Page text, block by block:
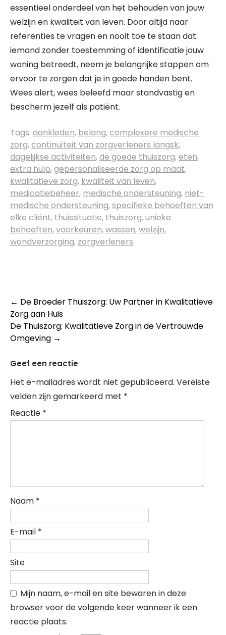
essentieel onderdeel van het behouden van jouw
welzijn en kwaliteit van leven. Door altijd naar
referenties te vragen en nooit toe te staan dat
iemand zonder toestemming of identificatie jouw
woning betreedt, neem je belangrijke stappen om
ervoor te zorgen dat je in goede handen bent.
Wees alert, wees beleefd maar standvastig en
bescherm jezelf als patiënt.
Tags: aankleden, belang,complexere medische
zorg,continuïteit van zorgverleners langsk,
dagelijkse activiteiten,de goede thuiszorg,eten,
extra hulp,gepersonaliseerde zorg op maat,
kwalitatieve zorg, kwaliteit van leven,
medicatiebeheer, medische ondersteuning, niet-
medische ondersteuning,specifieke behoeften van
elke cliënt, thuissituatie, thuiszorg,unieke
behoeften,voorkeuren,wassen,welzijn,
wondverzorging, zorgverleners
Post
navigation
← De Broeder Thuiszorg: Uw Partner in Kwalitatieve
Zorg aan Huis
De Thuiszorg: Kwalitatieve Zorg in de Vertrouwde
Omgeving →
Geef een reactie
Het e-mailadres wordt niet gepubliceerd. Vereiste
velden zijn gemarkeerd met *
Reactie *
Naam *
E-mail *
Site
Mijn naam, e-mail en site bewaren in deze
browser voor de volgende keer wanneer ik een
reactie plaats.